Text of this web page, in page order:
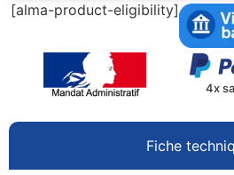
[alma-product-eligibility]
4x
Fiche